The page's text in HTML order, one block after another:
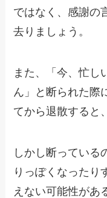
ではなく、感謝の
去りましょう。
また、「今、忙し
ん」と断られた際
てから退散すると
しかし断っている
りっぽくなったり
えない可能性があ